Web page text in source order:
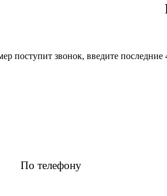
поступит звонок, введите
По телефону